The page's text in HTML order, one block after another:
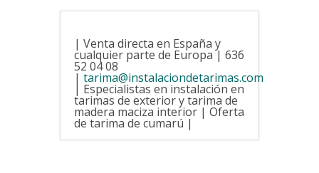
| Venta directa en España y
cualquier parte de Europa | 636
52 04 08
| tarima@instalaciondetarimas.com
| Especialistas en instalación en
tarimas de exterior y tarima de
madera maciza interior | Oferta
de tarima de cumarú |